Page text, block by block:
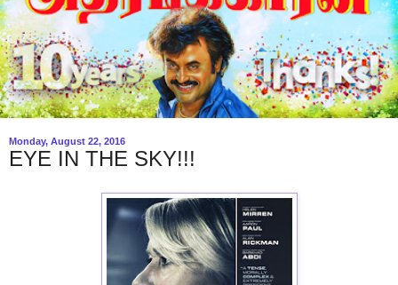
Monday, August 22, 2016
EYE IN THE SKY!!!